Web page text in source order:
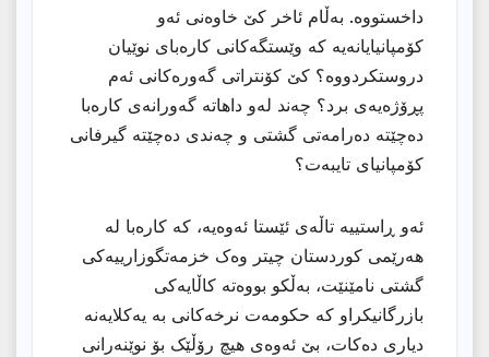
داخستووە. بەڵام ئاخر کێ خاوەنی ئەو
کۆمپانیایانەیە کە وێستگەکانی کارەبای نوێیان
دروستکردووە؟ کێ کۆنتراتی گەورەکانی ئەم
پڕۆژەیەی برد؟ چەند لەو داهاتە گەورانەی کارەبا
دەچێتە دەرامەتی گشتی و چەندی دەچێتە گیرفانی
کۆمپانیای تایبەت؟
ئەو ڕاستییە تاڵەی ئێستا ئەوەیە، کە کارەبا لە
هەرێمی کوردستان چیتر وەک خزمەتگوزارییەکی
گشتی نامێنێت، بەڵکو بووەتە کاڵایەکی
بازرگانیکراو کە حکومەت نرخەکانی بە یەکلایەنە
دیاری دەکات، بێ ئەوەی هیچ رۆڵێک بۆ نوێنەرانی